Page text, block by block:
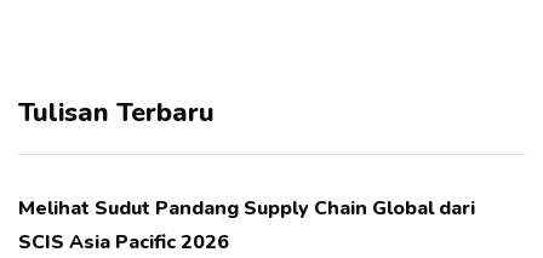
Tulisan Terbaru
Melihat Sudut Pandang Supply Chain Global dari
SCIS Asia Pacific 2026